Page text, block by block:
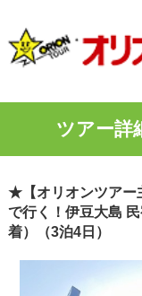
ツアー詳
★【オリオンツアー
で行く！伊豆大島
着）（3泊4日）